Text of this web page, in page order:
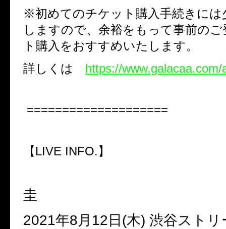
※初めてのチケット購入手続きには
しますので、余裕をもって事前の
ト購入をおすすめいたします。
詳しくは https://www.galacaa.com/
====================
【 LIVE INFO. 】
圭
2021年8月 12 日 (木) 渋谷ストリ